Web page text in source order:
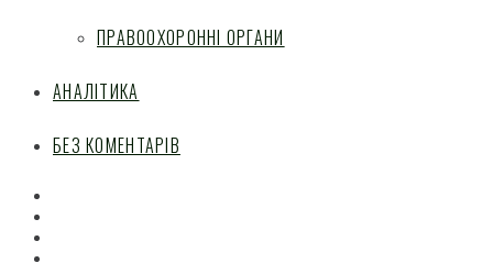
ПРАВООХОРОННІ ОРГАНИ
АНАЛІТИКА
БЕЗ КОМЕНТАРІВ